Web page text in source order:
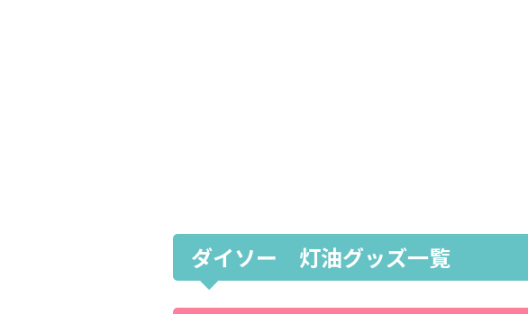
ダイソー 灯油グッズ一覧